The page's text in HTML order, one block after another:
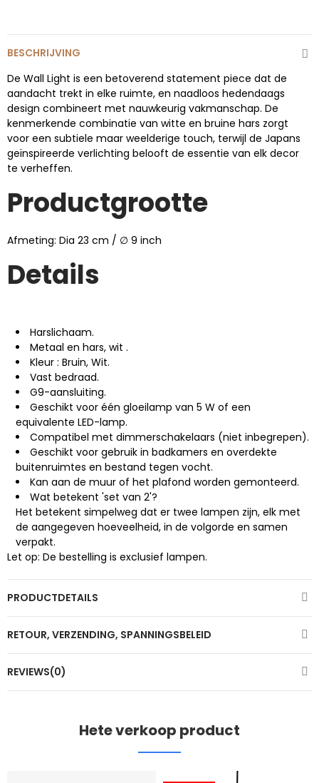
BESCHRIJVING
De Wall Light is een betoverend statement piece dat de
aandacht trekt in elke ruimte, en naadloos hedendaags
design combineert met nauwkeurig vakmanschap. De
kenmerkende combinatie van witte en bruine hars zorgt
voor een subtiele maar weelderige touch, terwijl de Japans
geïnspireerde verlichting belooft de essentie van elk decor
te verheffen.
Productgrootte
Afmeting: Dia 23 cm / ∅ 9 inch
Details
Harslichaam.
Metaal en hars, wit .
Kleur : Bruin, Wit.
Vast bedraad.
G9-aansluiting.
Geschikt voor één gloeilamp van 5 W of een
equivalente LED-lamp.
Compatibel met dimmerschakelaars (niet inbegrepen).
Geschikt voor gebruik in badkamers en overdekte
buitenruimtes en bestand tegen vocht.
Kan aan de muur of het plafond worden gemonteerd.
Wat betekent 'set van 2'?
Het betekent simpelweg dat er twee lampen zijn, elk met
de aangegeven hoeveelheid, in de volgorde en samen
verpakt.
Let op: De bestelling is exclusief lampen.
PRODUCTDETAILS
RETOUR, VERZENDING, SPANNINGSBELEID
REVIEWS(0)
Hete verkoop product